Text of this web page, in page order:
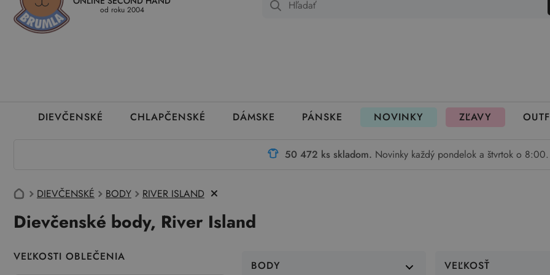
Kedy a ako dostanem tovar Ako môžem vrátiť oblečenie Ako fungujú rezervácie
od roku 2004
DIEVČENSKÉ CHLAPČENSKÉ DÁMSKE PÁNSKE NOVINKY ZĽAVY
50 472 ks skladom. Novinky každý pondelok a štvrtok o 8:00.
DIEVČENSKÉ BODY RIVER ISLAND
Dievčenské body, River Island
VEĽKOSTI OBLEČENIA
BODY VEĽKOSŤ